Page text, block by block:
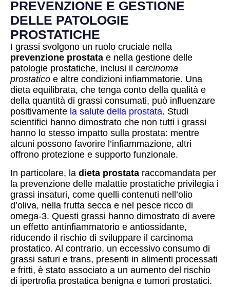
PREVENZIONE E GESTIONE
DELLE PATOLOGIE
PROSTATICHE
I grassi svolgono un ruolo cruciale nella
prevenzione prostata e nella gestione delle
patologie prostatiche, inclusi il carcinoma
prostatico e altre condizioni infiammatorie. Una
dieta equilibrata, che tenga conto della qualità e
della quantità di grassi consumati, può influenzare
positivamente la salute della prostata. Studi
scientifici hanno dimostrato che non tutti i grassi
hanno lo stesso impatto sulla prostata: mentre
alcuni possono favorire l’infiammazione, altri
offrono protezione e supporto funzionale.
In particolare, la dieta prostata raccomandata per
la prevenzione delle malattie prostatiche privilegia i
grassi insaturi, come quelli contenuti nell’olio
d’oliva, nella frutta secca e nel pesce ricco di
omega-3. Questi grassi hanno dimostrato di avere
un effetto antinfiammatorio e antiossidante,
riducendo il rischio di sviluppare il carcinoma
prostatico. Al contrario, un eccessivo consumo di
grassi saturi e trans, presenti in alimenti processati
e fritti, è stato associato a un aumento del rischio
di ipertrofia prostatica benigna e tumori prostatici.